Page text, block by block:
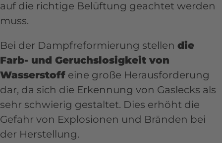
auf die richtige Belüftung geachtet werden
muss.
Bei der Dampfreformierung stellen die
Farb- und Geruchslosigkeit von
Wasserstoff eine große Herausforderung
dar, da sich die Erkennung von Gaslecks als
sehr schwierig gestaltet. Dies erhöht die
Gefahr von Explosionen und Bränden bei
der Herstellung.